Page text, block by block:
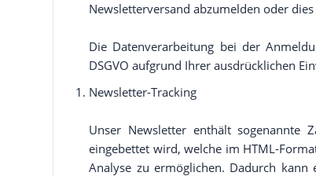
Newsletterversand abzumelden oder
Die Datenverarbeitung bei der
DSGVO aufgrund Ihrer ausdrücklichen
Newsletter-Tracking
Unser Newsletter enthält sogenannte
eingebettet wird, welche im HTML-
Analyse zu ermöglichen. Dadurch